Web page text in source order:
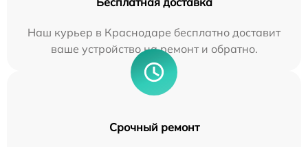
Наш курьер в Краснодаре бесплатно доставит
ваше устройство на ремонт и обратно.
Срочный ремонт